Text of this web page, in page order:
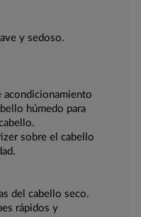
y sedoso.
acondicionamiento
húmedo para
sobre el cabello
del cabello seco.
rápidos y